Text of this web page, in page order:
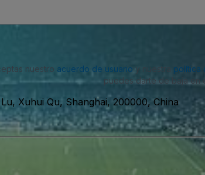
nuestro acuerdo de usuario y nuestra política
puedes darte de baja en
Xuhui Qu, Shanghai, 200000, China